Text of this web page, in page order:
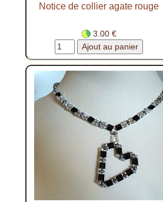
Notice de collier agate rouge
3.00 €